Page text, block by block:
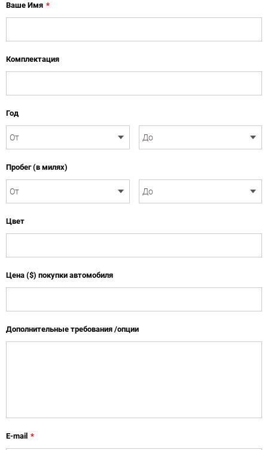
Ваше Имя *
Комплектация
Год
Пробег (в милях)
Цвет
Цена ($) покупки автомобиля
Дополнительные требования /опции
E-mail *